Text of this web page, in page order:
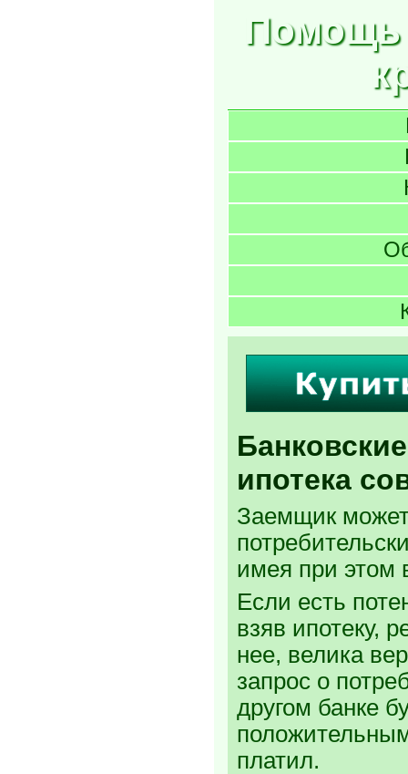
Помощь
ипотека
Заемщик
имея при этом
Если есть
взяв ипотеку,
нее, велика
запрос о
другом банке
платил.